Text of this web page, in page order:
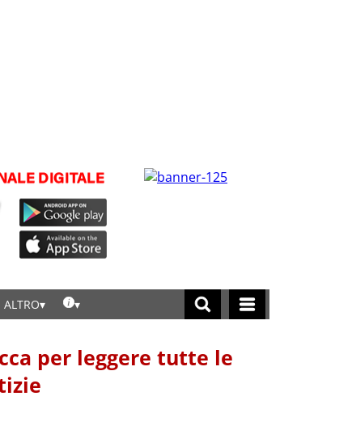
ALTRO
per leggere tutte le